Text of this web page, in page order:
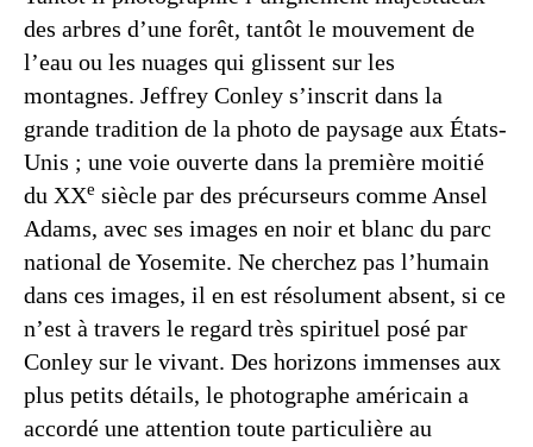
des arbres d’une forêt, tantôt le mouvement de
l’eau ou les nuages qui glissent sur les
montagnes. Jeffrey Conley s’inscrit dans la
grande tradition de la photo de paysage aux États-
Unis ; une voie ouverte dans la première moitié
du XXe siècle par des précurseurs comme Ansel
Adams, avec ses images en noir et blanc du parc
national de Yosemite. Ne cherchez pas l’humain
dans ces images, il en est résolument absent, si ce
n’est à travers le regard très spirituel posé par
Conley sur le vivant. Des horizons immenses aux
plus petits détails, le photographe américain a
accordé une attention toute particulière au